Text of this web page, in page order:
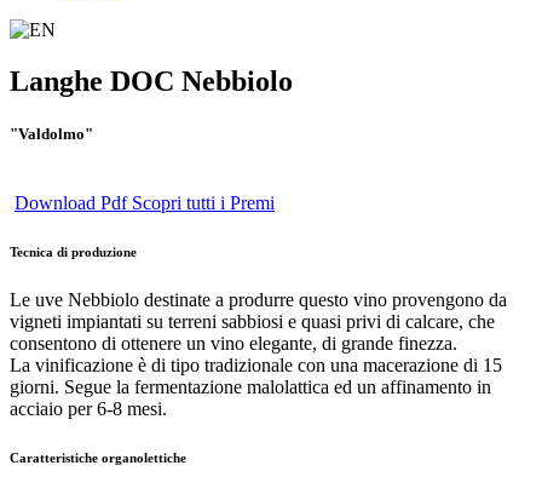
Langhe DOC Nebbiolo
"Valdolmo"
Download Pdf Scopri tutti i Premi
Tecnica di produzione
Le uve Nebbiolo destinate a produrre questo vino provengono da
vigneti impiantati su terreni sabbiosi e quasi privi di calcare, che
consentono di ottenere un vino elegante, di grande finezza.
La vinificazione è di tipo tradizionale con una macerazione di 15
giorni. Segue la fermentazione malolattica ed un affinamento in
acciaio per 6-8 mesi.
Caratteristiche organolettiche